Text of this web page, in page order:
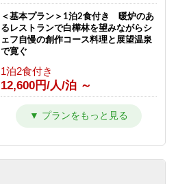
＜基本プラン＞1泊2食付き 暖炉のあ
るレストランで白樺林を望みながらシ
ェフ自慢の創作コース料理と展望温泉
で寛ぐ
1泊2食付き
12,600円/人/泊 ～
【2〜3連泊割★10％OFF】シーツ交換
は3日に1回でお得！連泊で志賀高原を